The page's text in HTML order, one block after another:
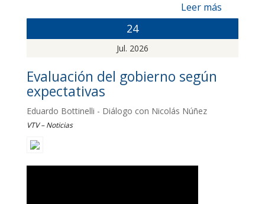
Leer más
24
Jul. 2026
Evaluación del gobierno según
expectativas
Eduardo Bottinelli - Diálogo con Nicolás Núñez
VTV – Noticias